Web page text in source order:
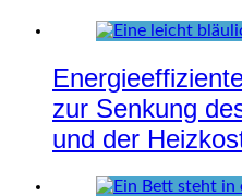
zur Senkung
und der